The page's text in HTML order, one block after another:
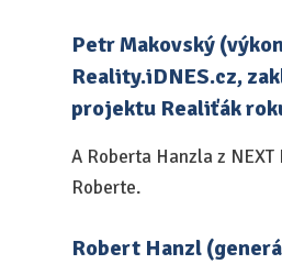
Petr Makovský
Reality.iDNES.cz,
projektu Realiťák
A Roberta Hanzla z NEXT
Roberte.
Robert Hanzl